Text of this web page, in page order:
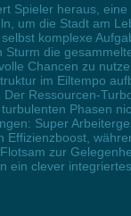
Spieler heraus,
um die Stadt am
komplexe
die
Chancen zu
im Eiltempo
Ressourcen-
Phasen
Super
zur
ein clever